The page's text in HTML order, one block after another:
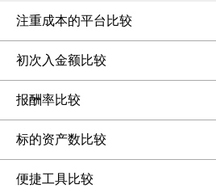
注重成本的平台比较
初次入金额比较
报酬率比较
标的资产数比较
便捷工具比较